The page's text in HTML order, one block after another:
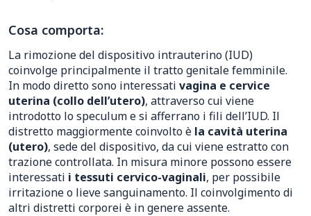
Cosa comporta:
La rimozione del dispositivo intrauterino (IUD)
coinvolge principalmente il tratto genitale femminile.
In modo diretto sono interessati vagina e cervice
uterina (collo dell’utero), attraverso cui viene
introdotto lo speculum e si afferrano i fili dell’IUD. Il
distretto maggiormente coinvolto è la cavità uterina
(utero), sede del dispositivo, da cui viene estratto con
trazione controllata. In misura minore possono essere
interessati i tessuti cervico-vaginali, per possibile
irritazione o lieve sanguinamento. Il coinvolgimento di
altri distretti corporei è in genere assente.